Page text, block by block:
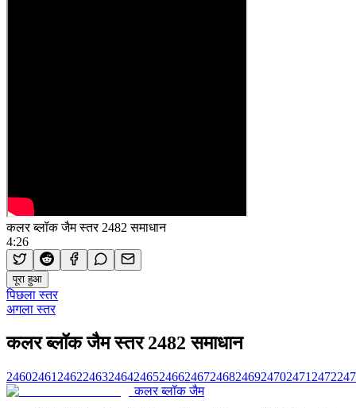
कलर ब्लॉक जैम स्तर 2482 समाधान
4:26
पूरा हुआ
पिछला स्तर
अगला स्तर
कलर ब्लॉक जैम स्तर 2482 समाधान
24602461 2462246324642465246624672468246924702471 2472
कलर ब्लॉक जैम